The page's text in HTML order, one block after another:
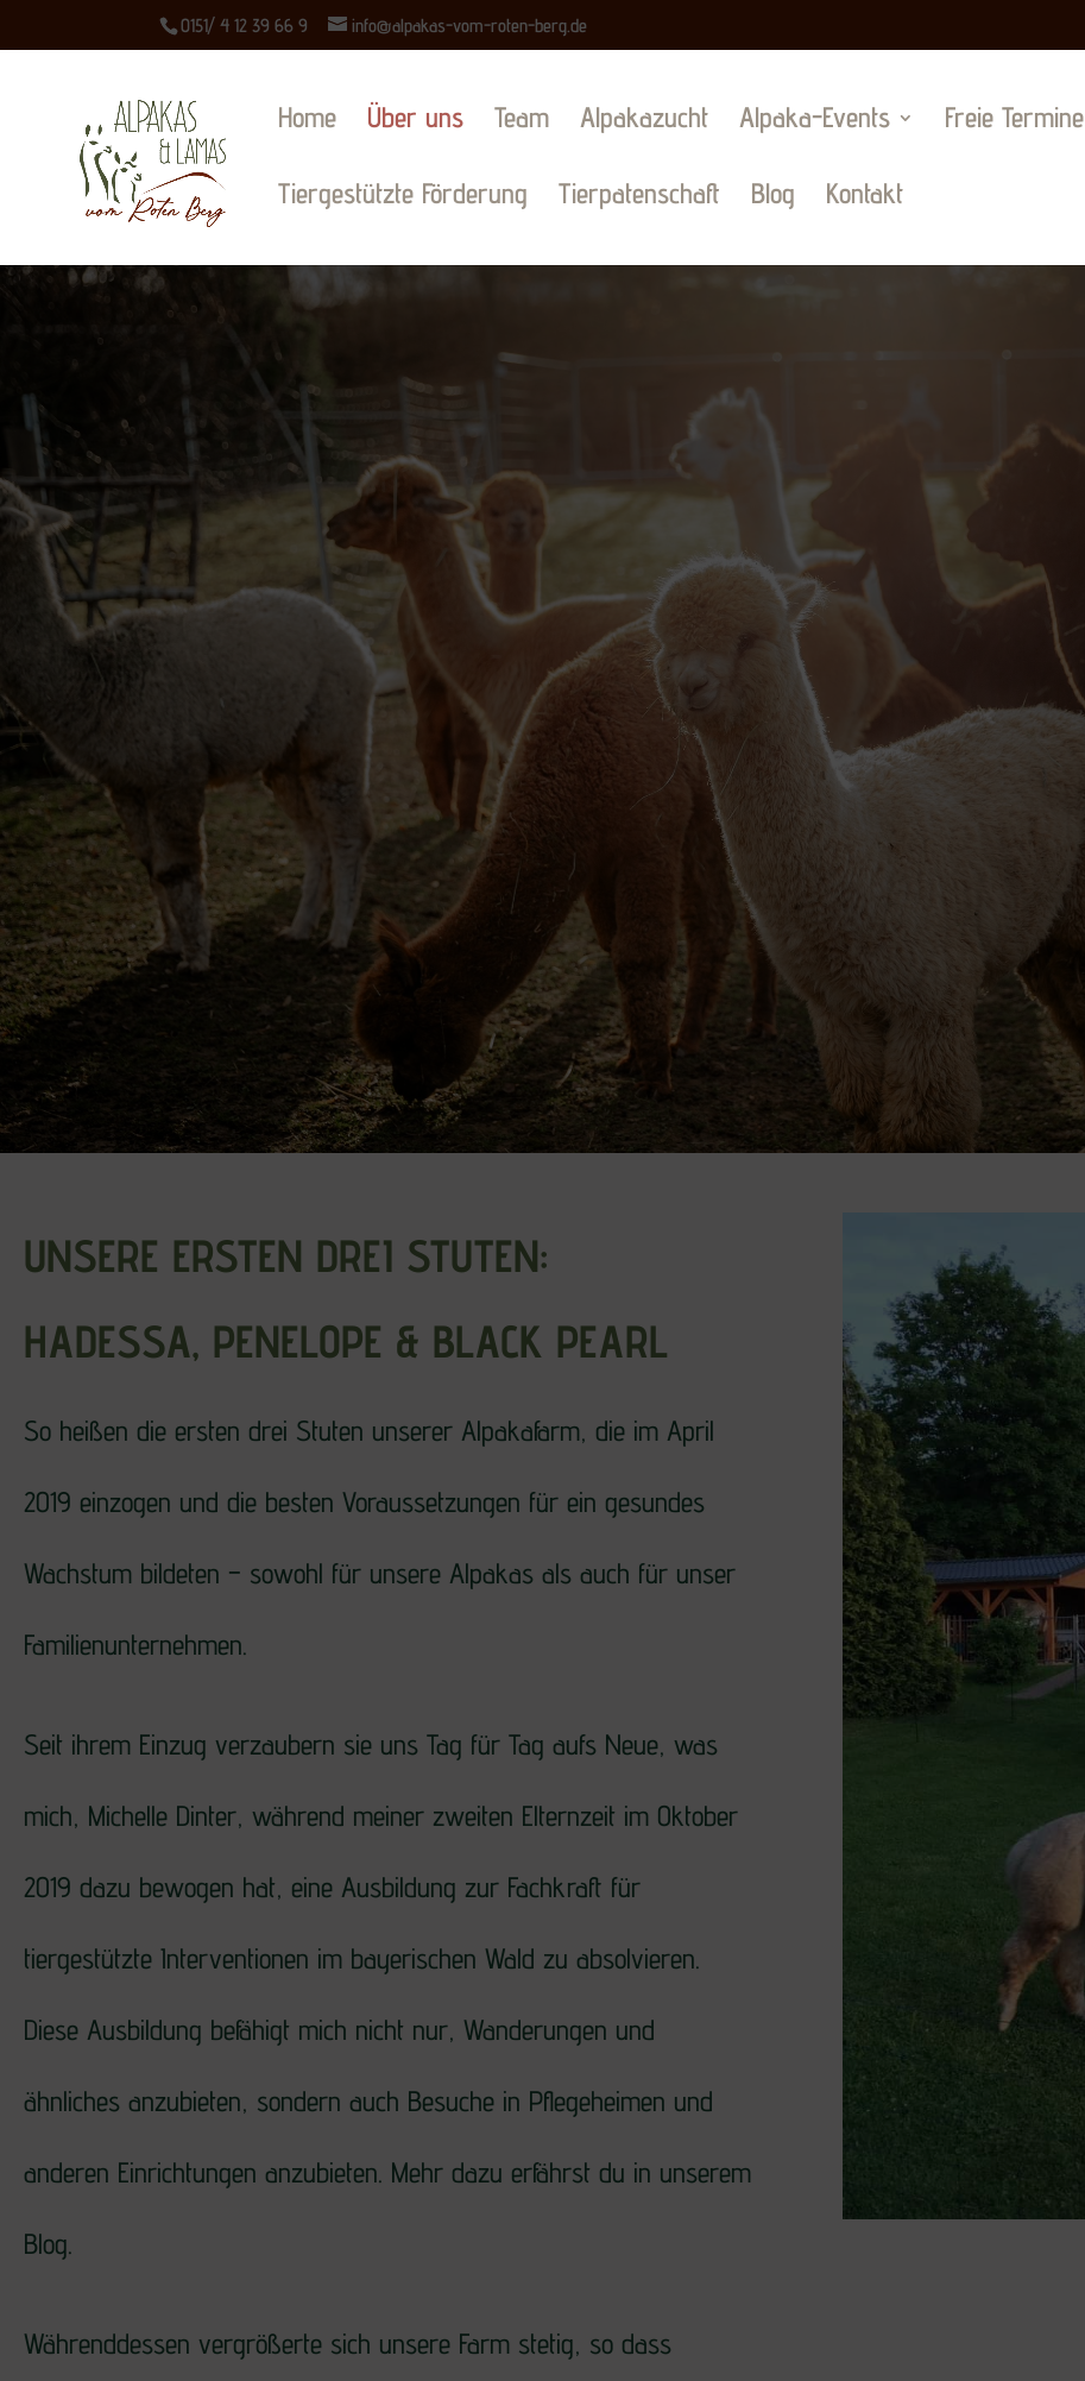
0151/ 4 12 39 66 9 info@alpakas-vom-roten-berg.de
Home Über uns Team Alpakazucht Alpaka-Events Freie Termine
Tiergestützte Förderung Tierpatenschaft Blog Kontakt
UNSERE ERSTEN DREI STUTEN:
HADESSA, PENELOPE & BLACK PEARL
So heißen die ersten drei Stuten unserer Alpakafarm, die im April
2019 einzogen und die besten Voraussetzungen für ein gesundes
Wachstum bildeten – sowohl für unsere Alpakas als auch für unser
Familienunternehmen.
Seit ihrem Einzug verzaubern sie uns Tag für Tag aufs Neue, was
mich, Michelle Dinter, während meiner zweiten Elternzeit im Oktober
2019 dazu bewogen hat, eine Ausbildung zur Fachkraft für
tiergestützte Interventionen im bayerischen Wald zu absolvieren.
Diese Ausbildung befähigt mich nicht nur, Wanderungen und
ähnliches anzubieten, sondern auch Besuche in Pflegeheimen und
anderen Einrichtungen anzubieten. Mehr dazu erfährst du in unserem
Blog.
Währenddessen vergrößerte sich unsere Farm stetig, so dass